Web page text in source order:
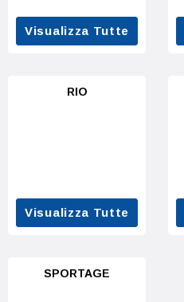
Visualizza Tutte
RIO
Visualizza Tutte
SPORTAGE